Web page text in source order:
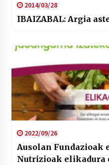
2014/03/28
IBAIZABAL: Argia
2022/09/26
Ausolan Fundazioak
Nutrizioak elikadura